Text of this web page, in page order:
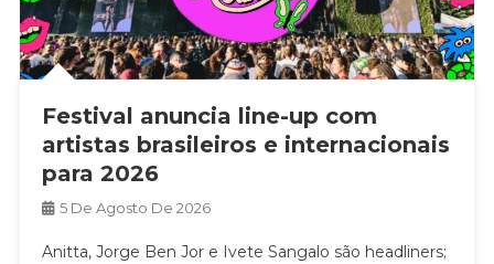
Festival anuncia line-up com
artistas brasileiros e internacionais
para 2026
5 De Agosto De 2026
Anitta, Jorge Ben Jor e Ivete Sangalo são headliners;